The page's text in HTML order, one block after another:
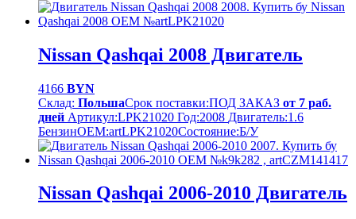
Nissan Qashqai 2008 Двигатель
4166 BYN
Склад: ПольшаСрок поставки:ПОД ЗАКАЗ от 7 раб.
дней Артикул:LPK21020 Год:2008 Двигатель:1.6
БензинOEM:artLPK21020Cостояние:Б/У
Nissan Qashqai 2006-2010 Двигатель